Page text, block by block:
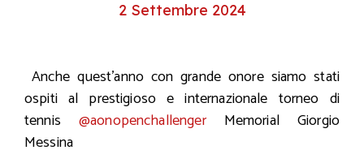
2 Settembre 2024
Anche quest’anno con grande onore siamo stati
ospiti al prestigioso e internazionale torneo di
tennis @aonopenchallengerMemorial Giorgio
Messina